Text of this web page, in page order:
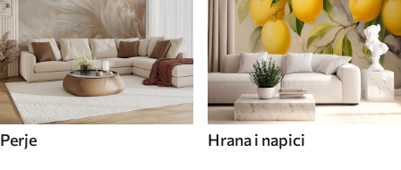
Perje Hrana i napici